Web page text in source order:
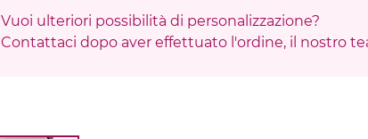
Vuoi ulteriori possibilità di personalizzazione?
Contattaci dopo aver effettuato l'ordine, il nostro